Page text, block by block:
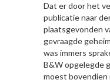
Dat er door het
publicatie naar
plaatsgevonden
gevraagde
was immers
B&W opgelegde
moest